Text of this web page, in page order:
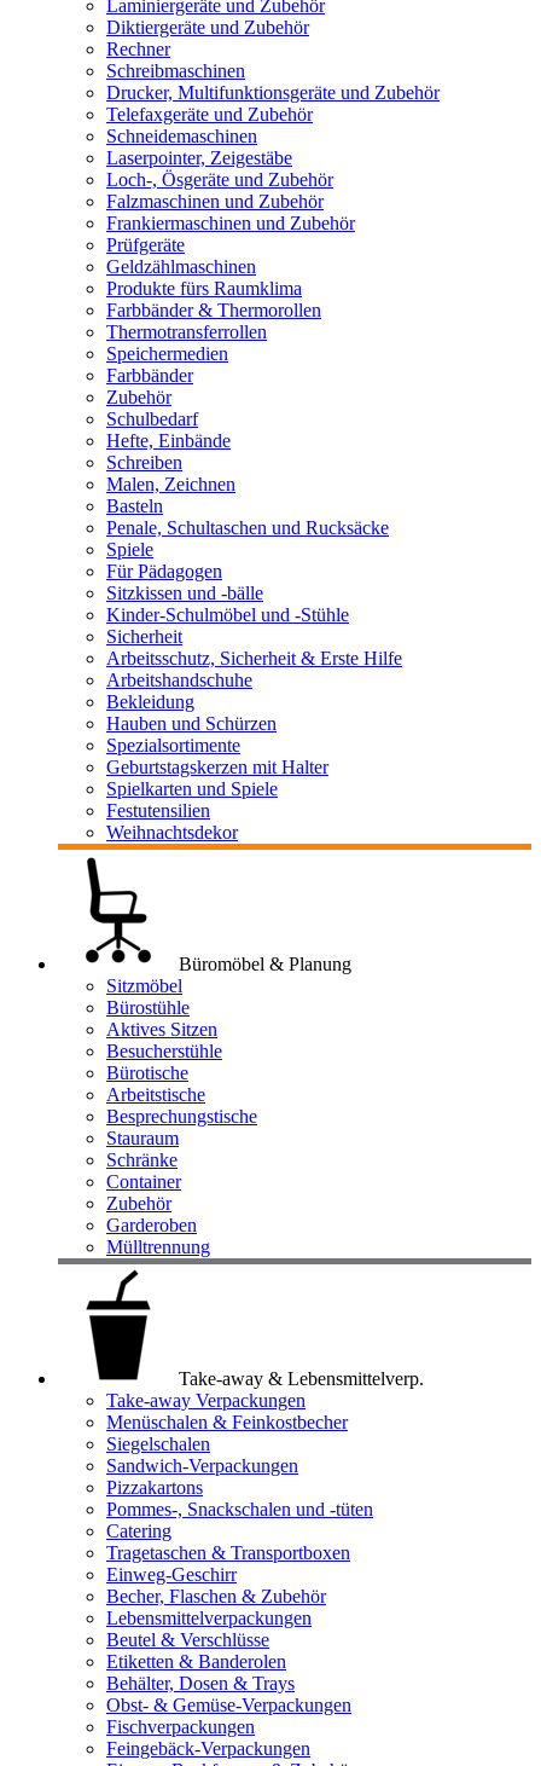
Laminiergeräte und Zubehör
Diktiergeräte und Zubehör
Rechner
Schreibmaschinen
Drucker, Multifunktionsgeräte und Zubehör
Telefaxgeräte und Zubehör
Schneidemaschinen
Laserpointer, Zeigestäbe
Loch-, Ösgeräte und Zubehör
Falzmaschinen und Zubehör
Frankiermaschinen und Zubehör
Prüfgeräte
Geldzählmaschinen
Produkte fürs Raumklima
Farbbänder & Thermorollen
Thermotransferrollen
Speichermedien
Farbbänder
Zubehör
Schulbedarf
Hefte, Einbände
Schreiben
Malen, Zeichnen
Basteln
Penale, Schultaschen und Rucksäcke
Spiele
Für Pädagogen
Sitzkissen und -bälle
Kinder-Schulmöbel und -Stühle
Sicherheit
Arbeitsschutz, Sicherheit & Erste Hilfe
Arbeitshandschuhe
Bekleidung
Hauben und Schürzen
Spezialsortimente
Geburtstagskerzen mit Halter
Spielkarten und Spiele
Festutensilien
Weihnachtsdekor
Büromöbel & Planung
Sitzmöbel
Bürostühle
Aktives Sitzen
Besucherstühle
Bürotische
Arbeitstische
Besprechungstische
Stauraum
Schränke
Container
Zubehör
Garderoben
Mülltrennung
Take-away & Lebensmittelverp.
Take-away Verpackungen
Menüschalen & Feinkostbecher
Siegelschalen
Sandwich-Verpackungen
Pizzakartons
Pommes-, Snackschalen und -tüten
Catering
Tragetaschen & Transportboxen
Einweg-Geschirr
Becher, Flaschen & Zubehör
Lebensmittelverpackungen
Beutel & Verschlüsse
Etiketten & Banderolen
Behälter, Dosen & Trays
Obst- & Gemüse-Verpackungen
Fischverpackungen
Feingebäck-Verpackungen